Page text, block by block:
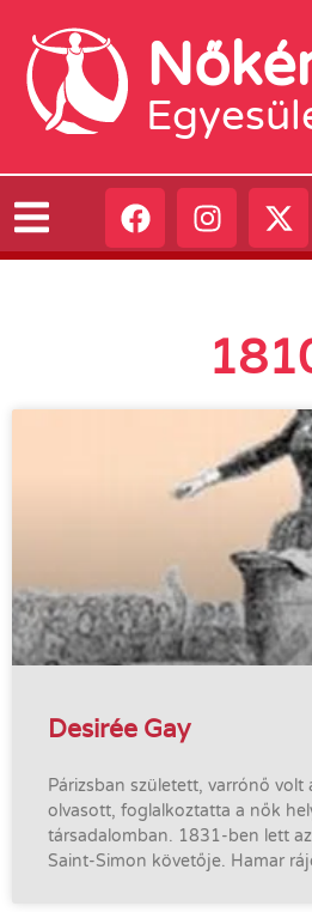
Desirée Gay
Párizsban született, varrónő volt
olvasott, foglalkoztatta a nők
társadalomban. 1831-ben lett
Saint-Simon követője. Hamar